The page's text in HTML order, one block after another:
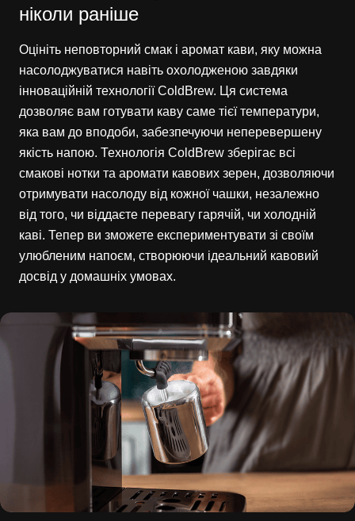
ніколи раніше
Оцініть неповторний смак і аромат кави, яку можна
насолоджуватися навіть охолодженою завдяки
інноваційній технології ColdBrew. Ця система
дозволяє вам готувати каву саме тієї температури,
яка вам до вподоби, забезпечуючи неперевершену
якість напою. Технологія ColdBrew зберігає всі
смакові нотки та аромати кавових зерен, дозволяючи
отримувати насолоду від кожної чашки, незалежно
від того, чи віддаєте перевагу гарячій, чи холодній
каві. Тепер ви зможете експериментувати зі своїм
улюбленим напоєм, створюючи ідеальний кавовий
досвід у домашніх умовах.